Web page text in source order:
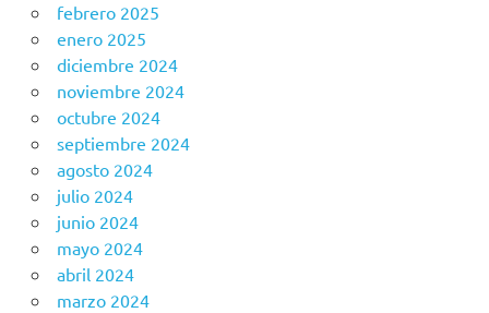
febrero 2025
enero 2025
diciembre 2024
noviembre 2024
octubre 2024
septiembre 2024
agosto 2024
julio 2024
junio 2024
mayo 2024
abril 2024
marzo 2024